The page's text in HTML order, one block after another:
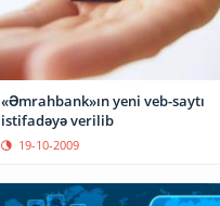
«Əmrahbank»ın yeni veb-saytı
istifadəyə verilib
19-10-2009